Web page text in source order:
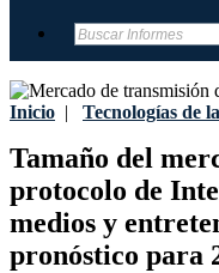
Inicio | Tecnologías de
Tamaño del
protocolo de
medios y
pronóstico para